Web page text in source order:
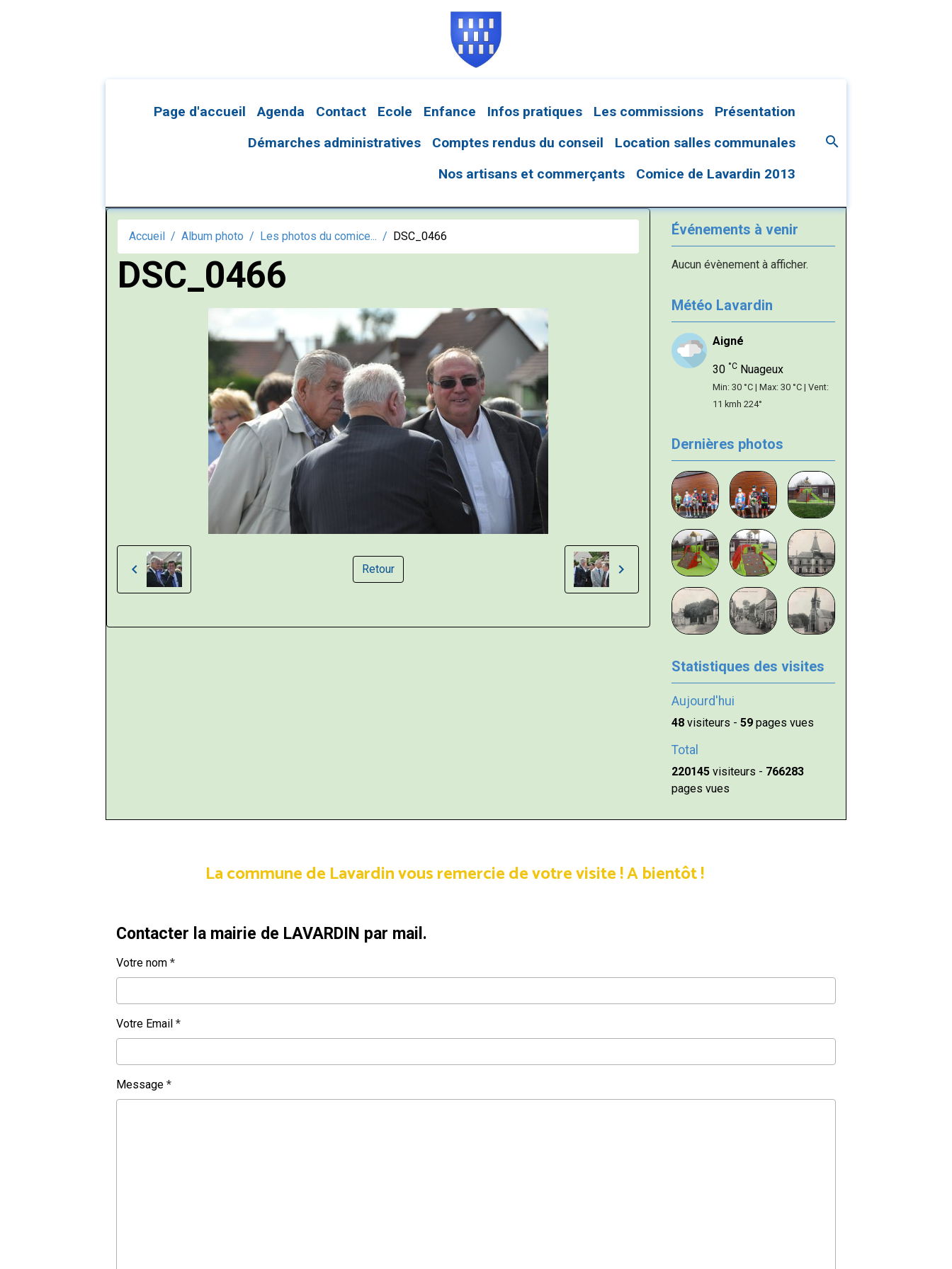
Page d'accueil Agenda Contact Ecole Enfance Infos pratiques Les commissions
Présentation
Démarches administratives
Comptes rendus du conseil
Location salles communales
Nos artisans et commerçants
Comice de Lavardin 2013
Accueil Album photo Les photos du comice... DSC_0466
DSC_0466
Retour
Événements à venir
Aucun évènement à afficher.
Météo Lavardin
Aigné
30 °CNuageux
Min: 30 °C | Max: 30 °C | Vent:
11 kmh 224°
Dernières photos
Statistiques des visites
Aujourd'hui
48visiteurs - 59pages vues
Total
220145visiteurs - 766283
pages vues
La commune de Lavardin vous remercie de votre visite !A bientôt !
Contacter la mairie de LAVARDIN par mail.
Votre nom
Votre Email
Message